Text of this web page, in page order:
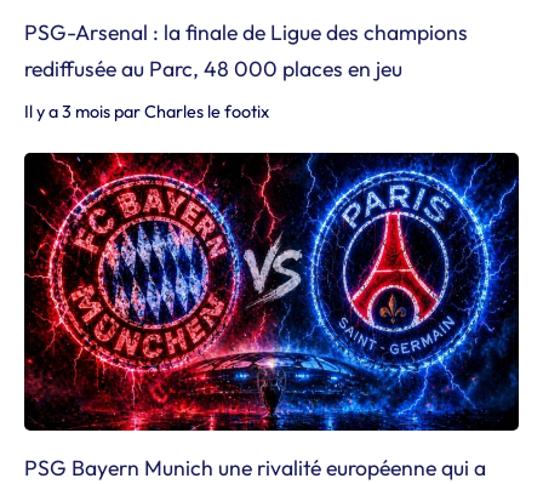
PSG-Arsenal : la finale de Ligue des champions
rediffusée au Parc, 48 000 places en jeu
Il y a 3 mois parCharles le footix
PSG Bayern Munich une rivalité européenne qui a